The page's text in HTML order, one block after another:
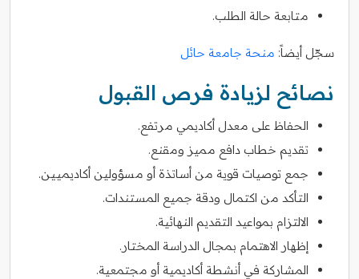
متابعة حالة الطلب.
سجّل أيضاً: منحة جامعة حائل
نصائح لزيادة فرص القبول
الحفاظ على معدل أكاديمي مرتفع.
تقديم خطاب دافع مميز ومقنع.
جمع توصيات قوية من أساتذة أو مسؤولين أكاديميين.
التأكد من اكتمال ودقة جميع المستندات.
الالتزام بمواعيد التقديم النهائية.
إظهار الاهتمام بمجال الدراسة المختار.
المشاركة في أنشطة أكاديمية أو مجتمعية.